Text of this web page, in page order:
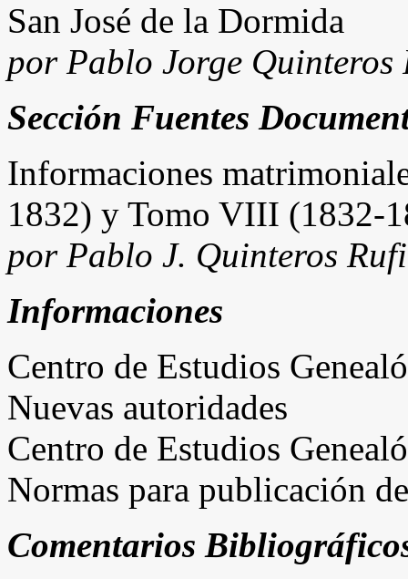
San José de la Dormida
por Pablo Jorge Quinteros
Sección Fuentes
Informaciones
1832) y Tomo VIII (1832-
por Pablo J. Quinteros
Informaciones
Centro de Estudios
Nuevas autoridades
Centro de Estudios
Normas para publicación
Comentarios